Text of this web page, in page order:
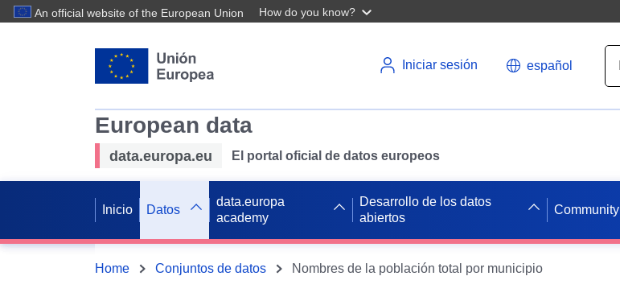
An official website of the European Union How do you know?
Iniciar sesión español
European data
data.europa.eu El portal oficial de datos europeos
Inicio Datos
data.europa
academy
Desarrollo de los datos
abiertos
Community
Home Conjuntos de datos Nombres de la población total por municipio